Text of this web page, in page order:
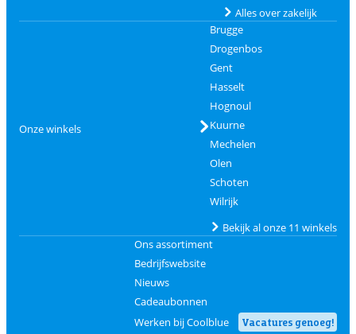
Alles over zakelijk
Onze winkels
Brugge
Drogenbos
Gent
Hasselt
Hognoul
Kuurne
Mechelen
Olen
Schoten
Wilrijk
Bekijk al onze 11 winkels
Ons assortiment
Bedrijfswebsite
Nieuws
Cadeaubonnen
Werken bij Coolblue
Vacatures genoeg!